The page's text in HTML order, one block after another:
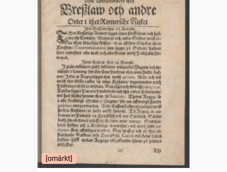
[omärkt]